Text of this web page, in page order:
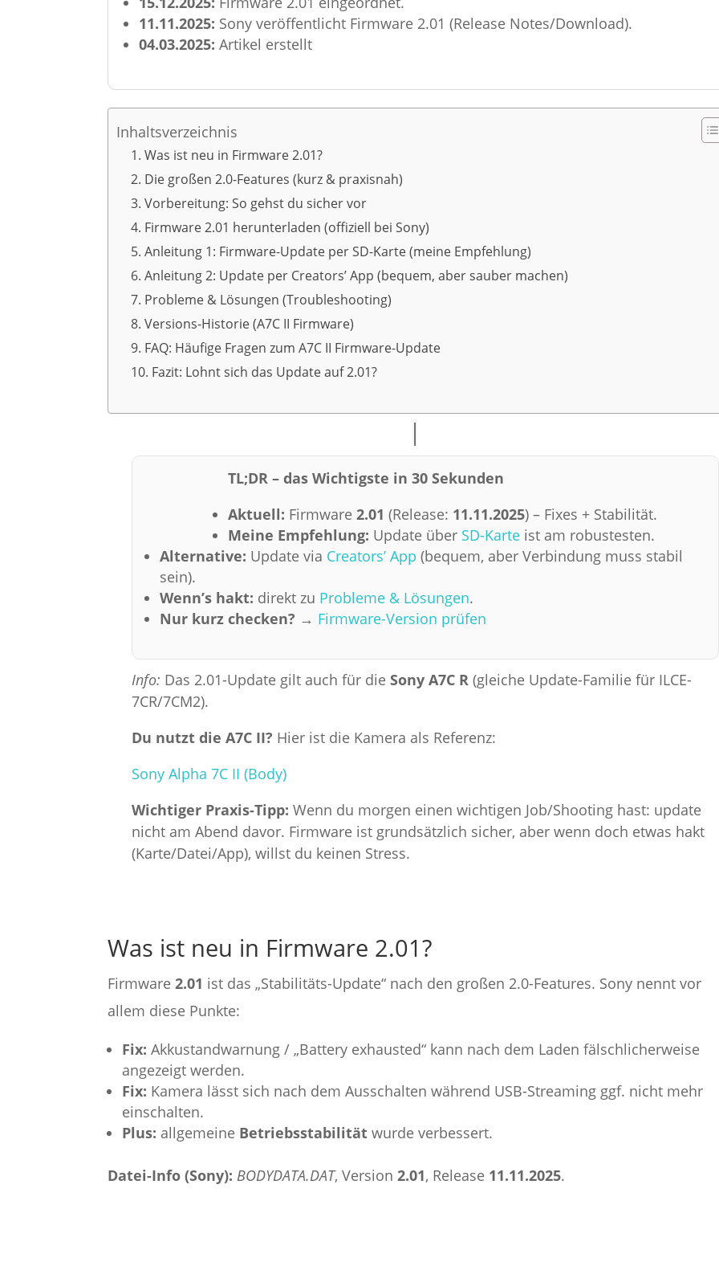
11.11.2025: Sony veröffentlicht Firmware 2.01 (Release Notes/Download).
04.03.2025: Artikel erstellt
Inhaltsverzeichnis
Was ist neu in Firmware 2.01?
Die großen 2.0-Features (kurz & praxisnah)
Vorbereitung: So gehst du sicher vor
Firmware 2.01 herunterladen (offiziell bei Sony)
Anleitung 1: Firmware-Update per SD-Karte (meine Empfehlung)
Anleitung 2: Update per Creators’ App (bequem, aber sauber machen)
Probleme & Lösungen (Troubleshooting)
Versions-Historie (A7C II Firmware)
FAQ: Häufige Fragen zum A7C II Firmware-Update
Fazit: Lohnt sich das Update auf 2.01?
TL;DR – das Wichtigste in 30 Sekunden
Aktuell: Firmware2.01 (Release: 11.11.2025) – Fixes + Stabilität.
Meine Empfehlung: Update über SD-Karte ist am robustesten.
Alternative: Update via Creators’ App (bequem, aber Verbindung muss stabil
sein).
Wenn’s hakt: direkt zu Probleme & Lösungen.
Nur kurz checken? → Firmware-Version prüfen
Info: Das 2.01-Update gilt auch für dieSony A7C R (gleiche Update-Familie für ILCE-
7CR/7CM2).
Du nutzt die A7C II? Hier ist die Kamera als Referenz:
Sony Alpha 7C II (Body)
Wichtiger Praxis-Tipp: Wenn du morgen einen wichtigen Job/Shooting hast: update
nicht am Abend davor. Firmware ist grundsätzlich sicher, aber wenn doch etwas hakt
(Karte/Datei/App), willst du keinen Stress.
Was ist neu in Firmware 2.01?
Firmware2.01 ist das „Stabilitäts-Update“ nach den großen 2.0-Features. Sony nennt vor
allem diese Punkte:
Fix: Akkustandwarnung / „Battery exhausted“ kann nach dem Laden fälschlicherweise
angezeigt werden.
Fix: Kamera lässt sich nach dem Ausschalten während USB-Streaming ggf. nicht mehr
einschalten.
Plus: allgemeine Betriebsstabilität wurde verbessert.
Datei-Info (Sony): BODYDATA.DAT, Version2.01, Release 11.11.2025.